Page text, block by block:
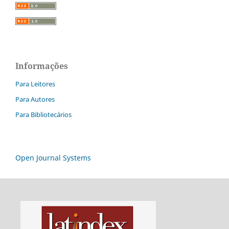
Informações
Para Leitores
Para Autores
Para Bibliotecários
Open Journal Systems